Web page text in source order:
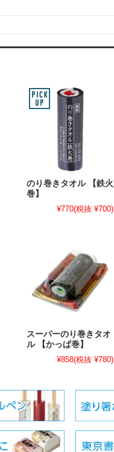
のり巻きタオル 【鉄火
巻】
¥770(税抜 ¥700)
スーパーのり巻きタオ
ル 【かっぱ巻】
¥858(税抜 ¥780)